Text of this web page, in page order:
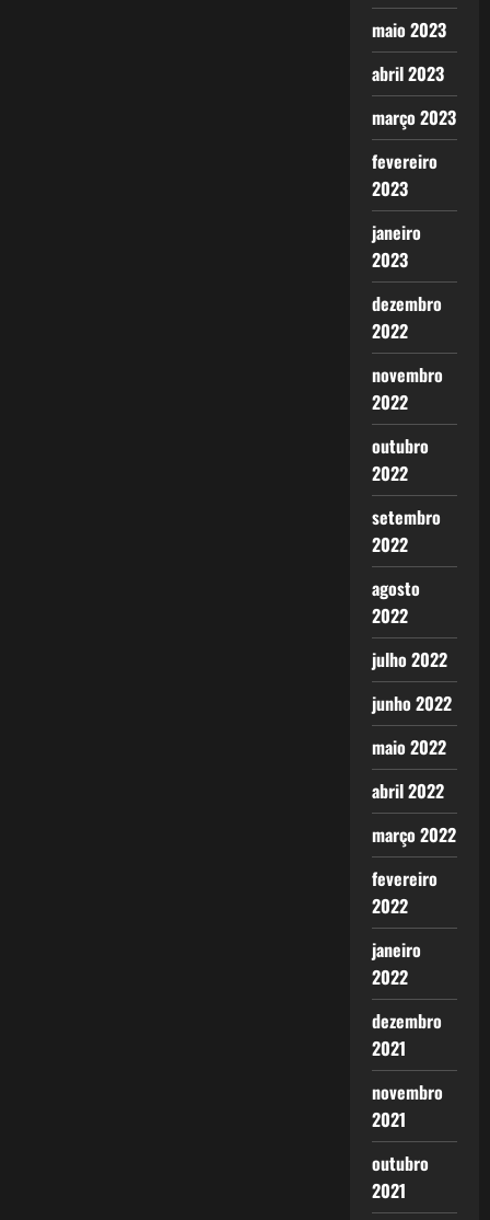
maio 2023
abril 2023
março 2023
fevereiro
2023
janeiro
2023
dezembro
2022
novembro
2022
outubro
2022
setembro
2022
agosto
2022
julho 2022
junho 2022
maio 2022
abril 2022
março 2022
fevereiro
2022
janeiro
2022
dezembro
2021
novembro
2021
outubro
2021